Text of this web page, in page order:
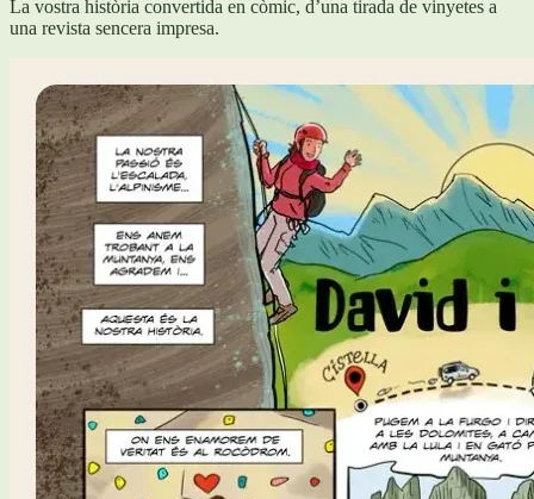
La vostra història convertida en còmic, d’una tirada de vinyetes a
una revista sencera impresa.